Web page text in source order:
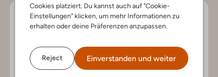
Cookies platziert. Du kannst auch auf "Cookie-
Einstellungen" klicken, um mehr Informationen zu
erhalten oder deine Präferenzen anzupassen.
Reject Einverstanden und weiter
Lass uns in Kontakt bleiben
exklusiven Angeboten, nur für dich. Abonniere den
Newsletter und gewinne einen Einkaufsgutschein im
Wert von €150.